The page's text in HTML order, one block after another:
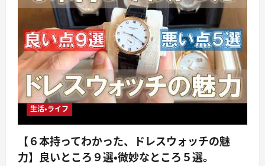
生活・ライフ
【６本持ってわかった、ドレスウォッチの魅
力】良いところ９選・微妙なところ５選。